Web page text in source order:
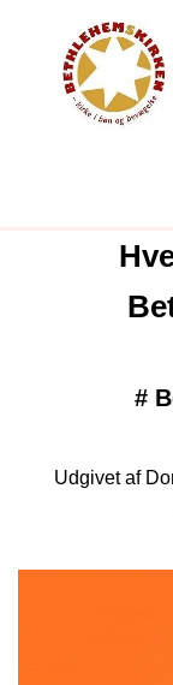
#
Udgivet af